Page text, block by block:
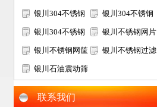
装饰网 网片
银川304不锈钢
过滤网筒
银川304不锈钢
筛网
银川304不锈钢
矿筛网
银川不锈钢网片
银川不锈钢网筐
网篮
银川不锈钢过滤
银川石油震动筛
网
联系我们